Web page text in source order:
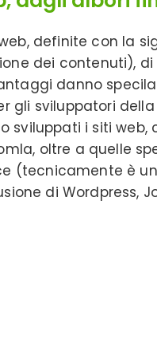
definite con la
dei contenuti), di
danno
gli sviluppatori
i siti web,
oltre a quelle
(tecnicamente è
di Wordpress,